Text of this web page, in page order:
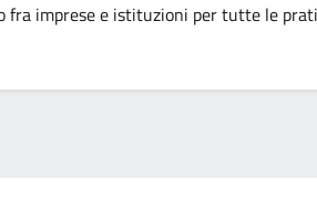
fra imprese e istituzioni per tutte le